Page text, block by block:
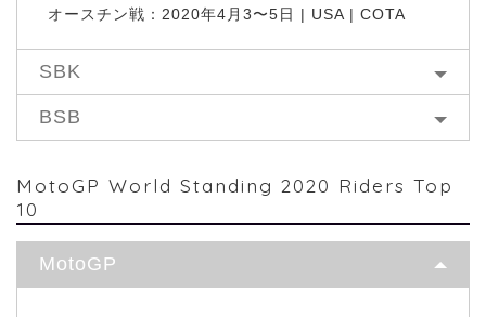
オースチン戦：2020年4月3〜5日 | USA | COTA
SBK
BSB
MotoGP World Standing 2020 Riders Top
10
MotoGP